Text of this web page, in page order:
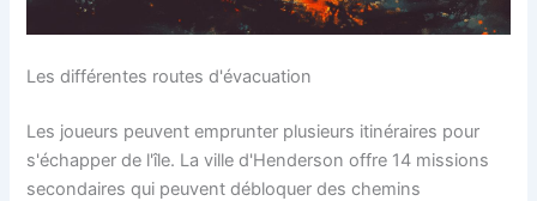
Les différentes routes d'évacuation
Les joueurs peuvent emprunter plusieurs itinéraires pour
s'échapper de l'île. La ville d'Henderson offre 14 missions
secondaires qui peuvent débloquer des chemins